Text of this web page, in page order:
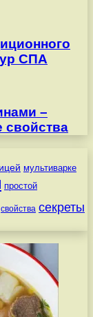
СПА
–
свойства
мультиварке
простой
свойства секреты